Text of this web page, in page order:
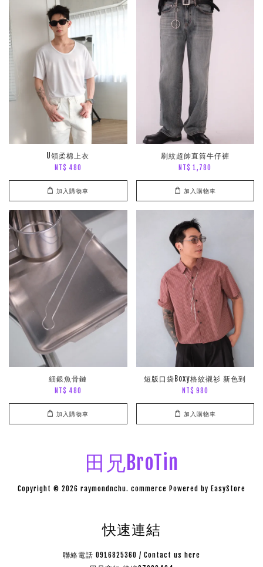
U領柔棉上衣
NT$ 480
加入購物車
刷紋超帥直筒牛仔褲
NT$ 1,780
加入購物車
細銀魚骨鏈
NT$ 480
加入購物車
短版口袋Boxy格紋襯衫 新色到
NT$ 980
加入購物車
田兄BroTin
Copyright © 2026 raymondnchu. commerce Powered by EasyStore
快速連結
聯絡電話 0916825360 / Contact us here